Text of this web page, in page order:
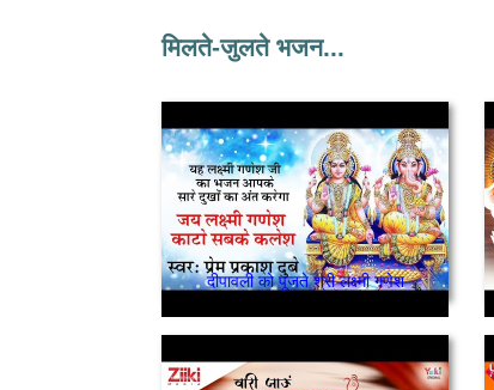
मिलते-जुलते भजन...
दीपावली को पूजते श्री लक्ष्मी गणेश